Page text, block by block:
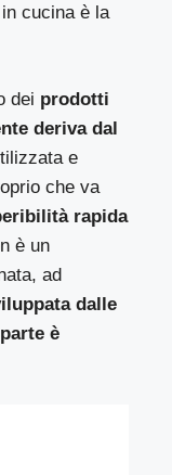
cucina è la
dei prodotti
deriva dal
e
che va
rapida
è un
ad
dalle
è